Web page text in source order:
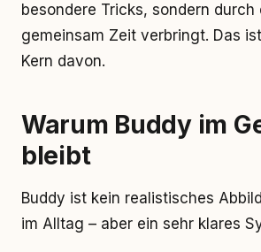
besondere Tricks, sondern
gemeinsam Zeit verbringt. Das
Kern davon.
Warum Buddy im
bleibt
Buddy ist kein realistisches
im Alltag – aber ein sehr klares